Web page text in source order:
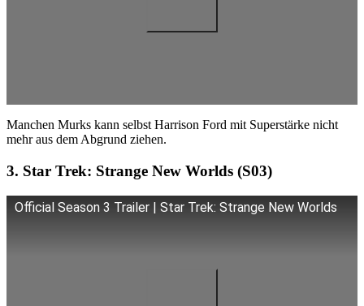
Manchen Murks kann selbst Harrison Ford mit Superstärke nicht
mehr aus dem Abgrund ziehen.
3. Star Trek: Strange New Worlds (S03)
Official Season 3 Trailer | Star Trek: Strange New Worlds